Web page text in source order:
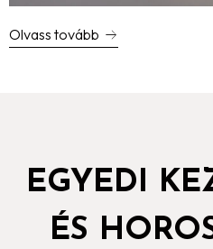
Olvass tovább
EGYEDI
ÉS